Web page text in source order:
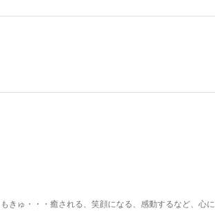
きゅ・・・癒される、笑顔になる、感動するなど、心